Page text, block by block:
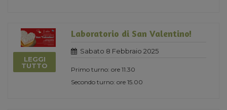
LEGGI
TUTTO
Laboratorio di San Valentino!
Sabato 8 Febbraio 2025
Primo turno: ore 11.30
Secondo turno: ore 15.00